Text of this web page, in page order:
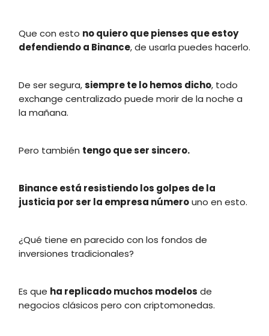
Que con esto no quiero que pienses que estoy
defendiendo a Binance, de usarla puedes hacerlo.
De ser segura,siempre te lo hemos dicho, todo
exchange centralizado puede morir de la noche a
la mañana.
Pero también tengo que ser sincero.
Binance está resistiendo los golpes de la
justicia por ser la empresa númerouno en esto.
¿Qué tiene en parecido con los fondos de
inversiones tradicionales?
Es que ha replicado muchos modelos de
negocios clásicos pero con criptomonedas.